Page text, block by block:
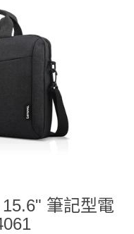
筆記型電